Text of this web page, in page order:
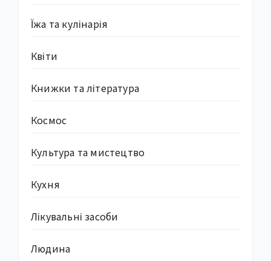
Їжа та кулінарія
Квіти
Книжки та література
Космос
Культура та мистецтво
Кухня
Лікувальні засоби
Людина